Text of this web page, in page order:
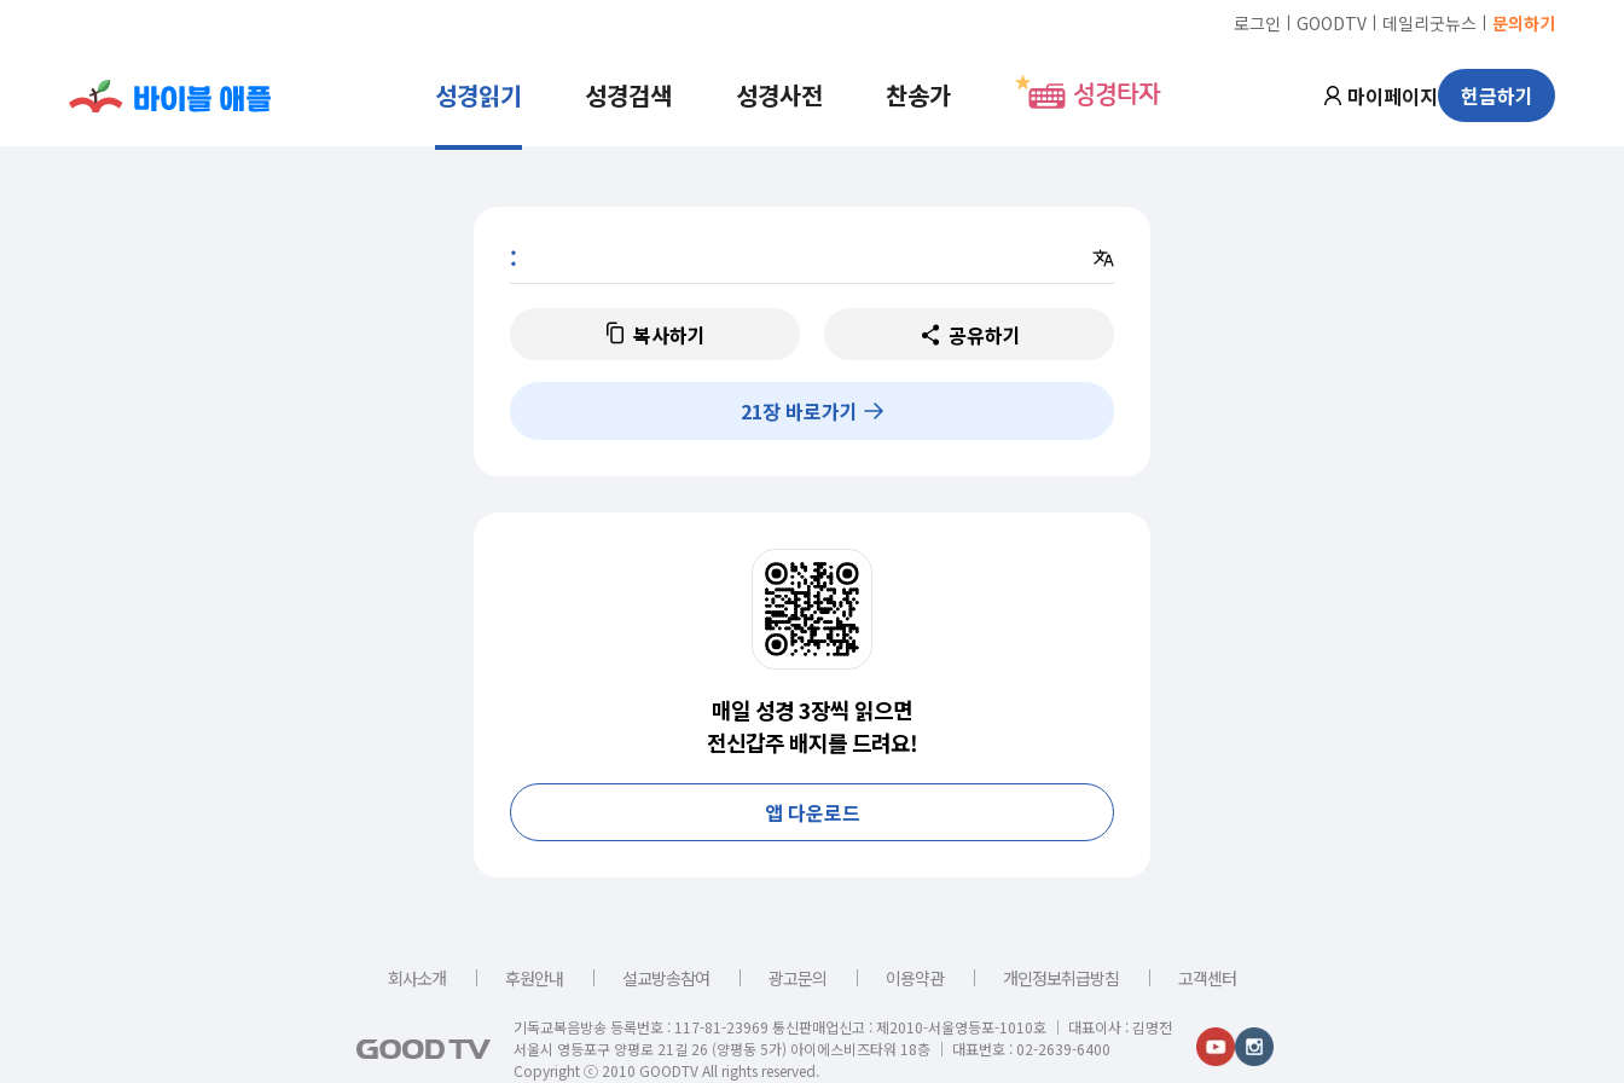
로그인 ㅣ GOODTV ㅣ 데일리굿뉴스 ㅣ 문의하기
성경읽기 성경검색 성경사전 찬송가 성경타자 마이페이지 헌금하기
:
복사하기 공유하기
21장 바로가기
매일 성경 3장씩 읽으면
전신갑주 배지를 드려요!
앱 다운로드
회사소개 ｜ 후원안내 ｜ 설교방송참여 ｜ 광고문의 ｜ 이용약관 ｜ 개인정보취급방침 ｜ 고객센터
기독교복음방송 등록번호 : 117-81-23969 통신판매업신고 : 제2010-서울영등포-1010호 │ 대표이사 : 김명전
서울시 영등포구 양평로 21길 26 (양평동 5가) 아이에스비즈타워 18층 │ 대표번호 : 02-2639-6400
Copyright ⓒ 2010 GOODTV All rights reserved.